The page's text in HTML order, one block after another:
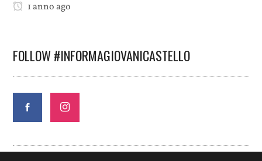
1 anno ago
FOLLOW #INFORMAGIOVANICASTELLO